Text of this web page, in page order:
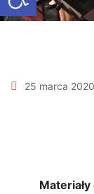
25 marca 2020